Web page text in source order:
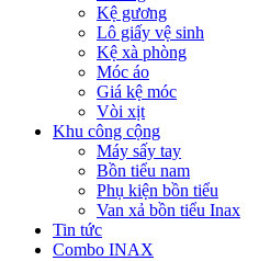
Kệ gương
Lô giấy vệ sinh
Kệ xà phòng
Móc áo
Giá kệ móc
Vòi xịt
Khu công cộng
Máy sấy tay
Bồn tiểu nam
Phụ kiện bồn tiểu
Van xả bồn tiểu Inax
Tin tức
Combo INAX